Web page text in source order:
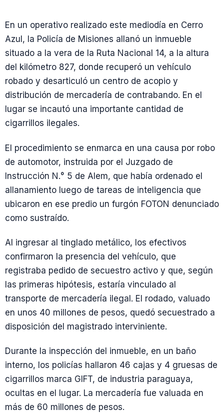
En un operativo realizado este mediodía en Cerro
Azul, la Policía de Misiones allanó un inmueble
situado a la vera de la Ruta Nacional 14, a la altura
del kilómetro 827, donde recuperó un vehículo
robado y desarticuló un centro de acopio y
distribución de mercadería de contrabando. En el
lugar se incautó una importante cantidad de
cigarrillos ilegales.
El procedimiento se enmarca en una causa por robo
de automotor, instruida por el Juzgado de
Instrucción N.° 5 de Alem, que había ordenado el
allanamiento luego de tareas de inteligencia que
ubicaron en ese predio un furgón FOTON denunciado
como sustraído.
Al ingresar al tinglado metálico, los efectivos
confirmaron la presencia del vehículo, que
registraba pedido de secuestro activo y que, según
las primeras hipótesis, estaría vinculado al
transporte de mercadería ilegal. El rodado, valuado
en unos 40 millones de pesos, quedó secuestrado a
disposición del magistrado interviniente.
Durante la inspección del inmueble, en un baño
interno, los policías hallaron 46 cajas y 4 gruesas de
cigarrillos marca GIFT, de industria paraguaya,
ocultas en el lugar. La mercadería fue valuada en
más de 60 millones de pesos.